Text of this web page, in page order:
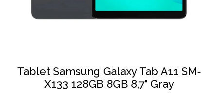
Tablet Samsung Galaxy Tab A11 SM-
X133 128GB 8GB 8,7" Gray